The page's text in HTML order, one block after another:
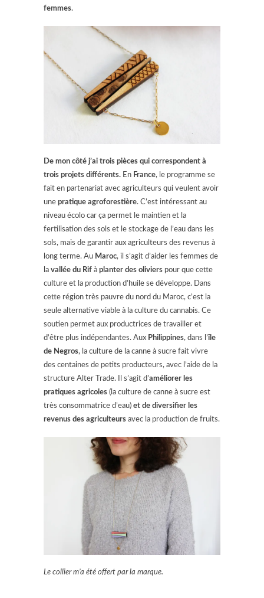
femmes.
De mon côté j’ai trois pièces qui correspondent à
trois projets différents. En France, le programme se
fait en partenariat avec agriculteurs qui veulent avoir
une pratique agroforestière. C’est intéressant au
niveau écolo car ça permet le maintien et la
fertilisation des sols et le stockage de l’eau dans les
sols, mais de garantir aux agriculteurs des revenus à
long terme. Au Maroc, il s’agit d’aider les femmes de
la vallée du Rif à planter des oliviers pour que cette
culture et la production d’huile se développe. Dans
cette région très pauvre du nord du Maroc, c’est la
seule alternative viable à la culture du cannabis. Ce
soutien permet aux productrices de travailler et
d’être plus indépendantes. Aux Philippines, dans l’île
de Negros, la culture de la canne à sucre fait vivre
des centaines de petits producteurs, avec l’aide de la
structure Alter Trade. Il s’agit d’améliorer les
pratiques agricoles (la culture de canne à sucre est
très consommatrice d’eau) et de diversifier les
revenus des agriculteurs avec la production de fruits.
Le collier m’a été offert par la marque.